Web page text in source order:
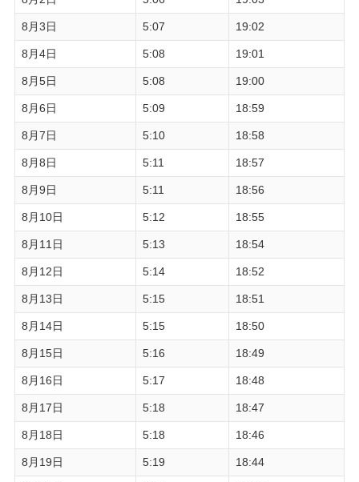
8月3日 5:07 19:02
8月4日 5:08 19:01
8月5日 5:08 19:00
8月6日 5:09 18:59
8月7日 5:10 18:58
8月8日 5:11 18:57
8月9日 5:11 18:56
8月10日 5:12 18:55
8月11日 5:13 18:54
8月12日 5:14 18:52
8月13日 5:15 18:51
8月14日 5:15 18:50
8月15日 5:16 18:49
8月16日 5:17 18:48
8月17日 5:18 18:47
8月18日 5:18 18:46
8月19日 5:19 18:44